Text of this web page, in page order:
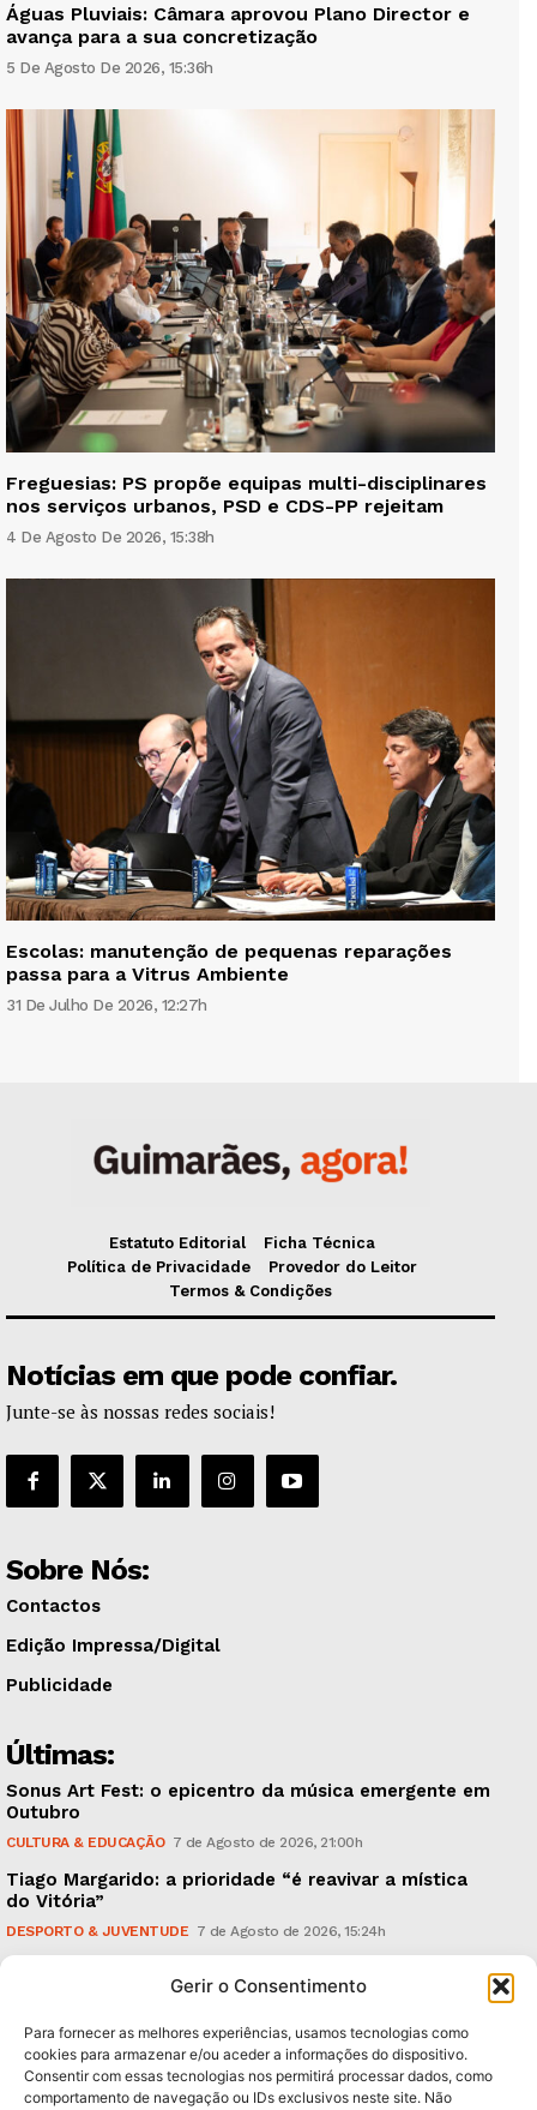
Gerir o Consentimento
Para fornecer as melhores experiências, usamos tecnologias como
cookies para armazenar e/ou aceder a informações do dispositivo.
Consentir com essas tecnologias nos permitirá processar dados, como
comportamento de navegação ou IDs exclusivos neste site. Não
Águas Pluviais: Câmara aprovou Plano Director e
avança para a sua concretização
5 De Agosto De 2026, 15:36h
Freguesias: PS propõe equipas multi-disciplinares
nos serviços urbanos, PSD e CDS-PP rejeitam
4 De Agosto De 2026, 15:38h
Escolas: manutenção de pequenas reparações
passa para a Vitrus Ambiente
31 De Julho De 2026, 12:27h
Estatuto Editorial
Ficha Técnica
Política de Privacidade
Provedor do Leitor
Termos & Condições
Notícias em que pode confiar.
Junte-se às nossas redes sociais!
Sobre Nós:
Contactos
Edição Impressa/Digital
Publicidade
Últimas:
Sonus Art Fest: o epicentro da música emergente em
Outubro
CULTURA & EDUCAÇÃO 7 de Agosto de 2026, 21:00h
Tiago Margarido: a prioridade “é reavivar a mística
do Vitória”
DESPORTO & JUVENTUDE 7 de Agosto de 2026, 15:24h
caudais e antecipa situações de risco
Subscreva Newsletter: